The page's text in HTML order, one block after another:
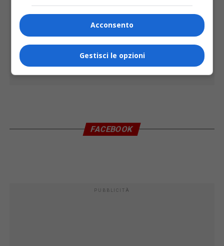
FACEBOOK
PUBBLICITÀ
Acconsento
Gestisci le opzioni